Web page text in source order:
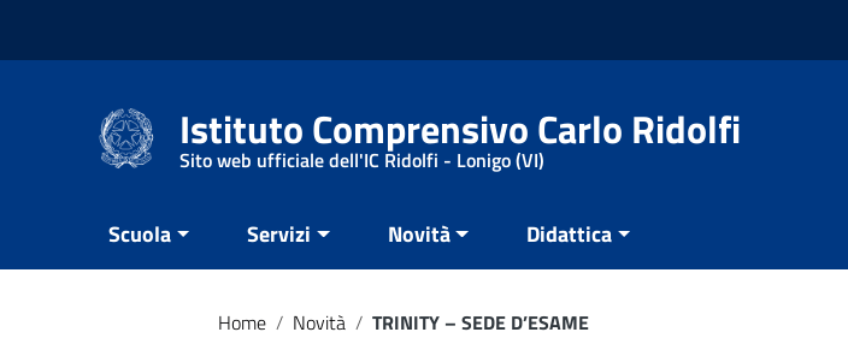
Istituto Comprensivo Carlo Ridolfi
Sito web ufficiale dell'IC Ridolfi - Lonigo (VI)
Scuola Servizi Novità Didattica
Home / Novità / TRINITY – SEDE D’ESAME